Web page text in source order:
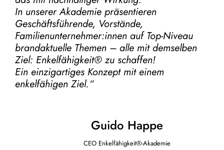
In unserer Akademie präsentieren
Geschäftsführende, Vorstände,
Familienunternehmer:innen auf Top-Niveau
brandaktuelle Themen – alle mit demselben
Ziel: Enkelfähigkeit® zu schaffen!
Ein einzigartiges Konzept mit einem
enkelfähigen Ziel.“
Guido Happe
CEO Enkelfähigkeit®-Akademie